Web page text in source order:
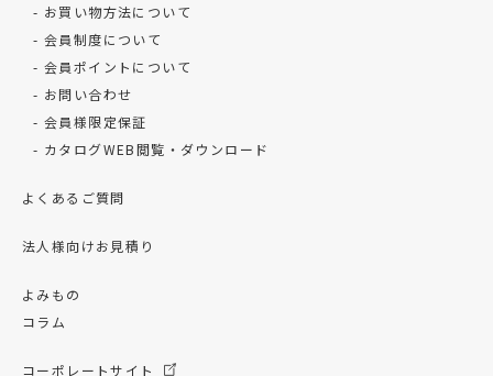
お買い物方法について
会員制度について
会員ポイントについて
お問い合わせ
会員様限定保証
カタログWEB閲覧・ダウンロード
よくあるご質問
法人様向けお見積り
よみもの
コラム
コーポレートサイト